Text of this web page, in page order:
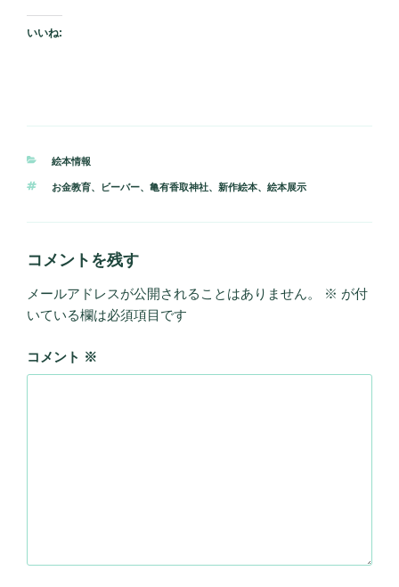
いいね:
カ
ゴ
ー
絵本情報
タ
お金教育、 ビーバー、 亀有香取神社、 新作絵本、 絵本展示
コメントを残す
メールアドレスが公開されることはありません。 ※ が付
いている欄は必須項目です
コメント ※